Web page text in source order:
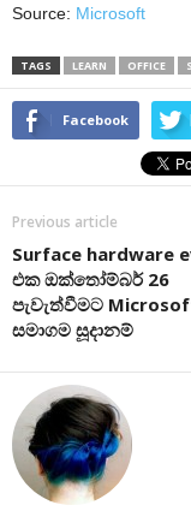
Source: Microsoft
TAGS LEARN OFFICE
Facebook
Previous article
Surface hardware
එක ඔක්තෝම්බර් 26
පැවැත්වීමට
සමාගම සූදානම්